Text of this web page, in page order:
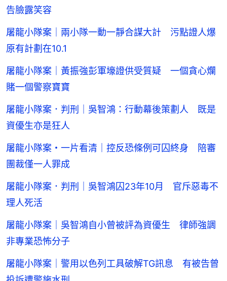
告臉露笑容
屠龍小隊案｜兩小隊一動一靜合謀大計 污點證人爆
原有計劃在10.1
屠龍小隊案｜黃振強彭軍壕證供受質疑 一個貪心爛
賭一個警察寶寶
屠龍小隊案．判刑｜吳智鴻：行動幕後策劃人 既是
資優生亦是狂人
屠龍小隊案・一片看清｜控反恐條例可囚終身 陪審
團裁僅一人罪成
屠龍小隊案．判刑｜吳智鴻囚23年10月 官斥惡毒不
理人死活
屠龍小隊案｜吳智鴻自小曾被評為資優生 律師強調
非專業恐怖分子
屠龍小隊案｜警用以色列工具破解TG訊息 有被告曾